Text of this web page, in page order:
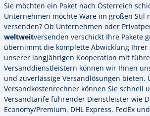
Sie möchten ein Paket nach Österreich
Unternehmen möchte Ware im großen Stil
versenden? Ob Unternehmen oder
weltweitversenden verschickt Ihre Pakete
übernimmt die komplette Abwicklung Ihrer
unserer langjährigen Kooperation mit
Versanddienstleistern können wir Ihnen
und zuverlässige Versandlösungen bieten.
Versandkostenrechner können Sie schnell
Versandtarife führender Dienstleister wie
Economy/Premium, DHL Express, FedEx